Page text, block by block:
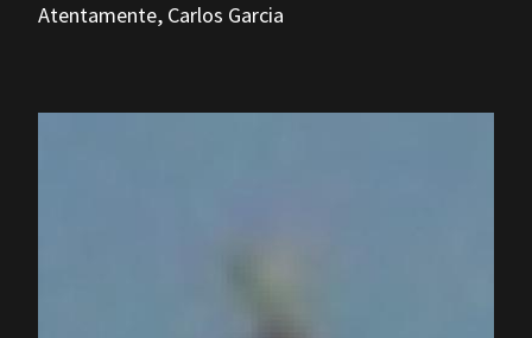
Atentamente, Carlos Garcia